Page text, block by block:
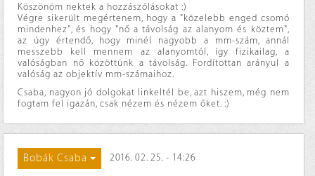
Köszönöm nektek a hozzászólásokat :)
Végre sikerült megértenem, hogy a "közelebb enged csomó
mindenhez", és hogy "nő a távolság az alanyom és köztem",
az úgy értendő, hogy minél nagyobb a mm-szám, annál
messzebb kell mennem az alanyomtól, így fizikailag, a
valóságban nő közöttünk a távolság. Fordítottan arányul a
valóság az objektív mm-számaihoz.
Csaba, nagyon jó dolgokat linkeltél be, azt hiszem, még nem
fogtam fel igazán, csak nézem és nézem őket. :)
Bobák Csaba 2016. 02. 25. - 14:26